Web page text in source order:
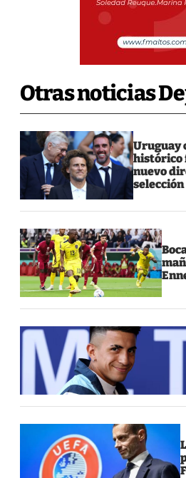
Otras noticias
Uruguay
histórico
nuevo
selección